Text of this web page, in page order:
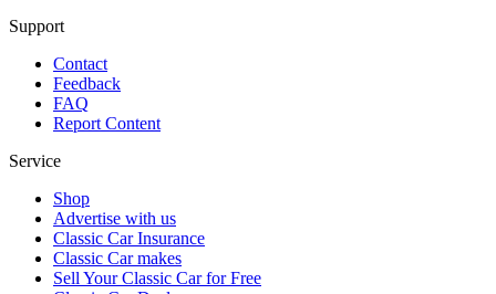
Support
Contact
Feedback
FAQ
Report Content
Service
Shop
Advertise with us
Classic Car Insurance
Classic Car makes
Sell Your Classic Car for Free